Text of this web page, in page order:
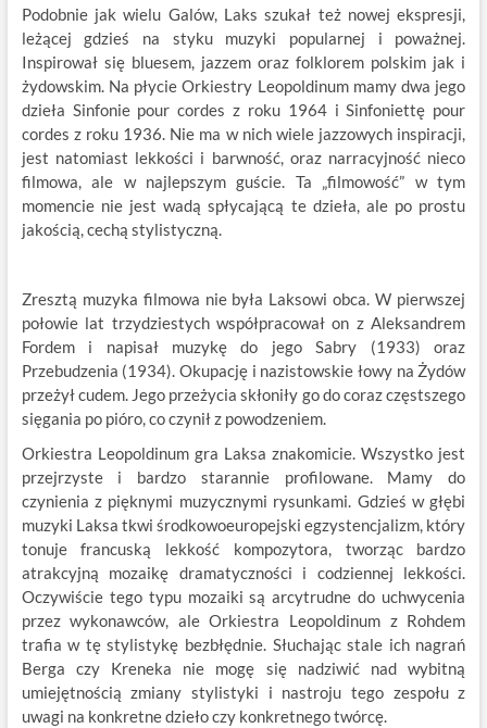
Podobnie jak wielu Galów, Laks szukał też nowej ekspresji,
leżącej gdzieś na styku muzyki popularnej i poważnej.
Inspirował się bluesem, jazzem oraz folklorem polskim jak i
żydowskim. Na płycie Orkiestry Leopoldinum mamy dwa jego
dzieła Sinfonie pour cordes z roku 1964 i Sinfoniettę pour
cordes z roku 1936. Nie ma w nich wiele jazzowych inspiracji,
jest natomiast lekkości i barwność, oraz narracyjność nieco
filmowa, ale w najlepszym guście. Ta „filmowość” w tym
momencie nie jest wadą spłycającą te dzieła, ale po prostu
jakością, cechą stylistyczną.
Zresztą muzyka filmowa nie była Laksowi obca. W pierwszej
połowie lat trzydziestych współpracował on z Aleksandrem
Fordem i napisał muzykę do jego Sabry (1933) oraz
Przebudzenia (1934). Okupację i nazistowskie łowy na Żydów
przeżył cudem. Jego przeżycia skłoniły go do coraz częstszego
sięgania po pióro, co czynił z powodzeniem.
Orkiestra Leopoldinum gra Laksa znakomicie. Wszystko jest
przejrzyste i bardzo starannie profilowane. Mamy do
czynienia z pięknymi muzycznymi rysunkami. Gdzieś w głębi
muzyki Laksa tkwi środkowoeuropejski egzystencjalizm, który
tonuje francuską lekkość kompozytora, tworząc bardzo
atrakcyjną mozaikę dramatyczności i codziennej lekkości.
Oczywiście tego typu mozaiki są arcytrudne do uchwycenia
przez wykonawców, ale Orkiestra Leopoldinum z Rohdem
trafia w tę stylistykę bezbłędnie. Słuchając stale ich nagrań
Berga czy Kreneka nie mogę się nadziwić nad wybitną
umiejętnością zmiany stylistyki i nastroju tego zespołu z
uwagi na konkretne dzieło czy konkretnego twórcę.